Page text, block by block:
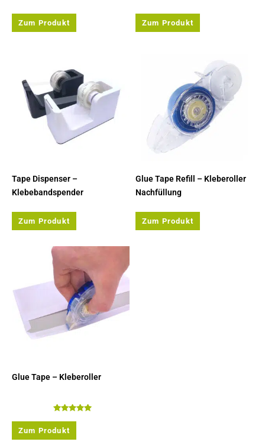
Zum Produkt Zum Produkt
Tape Dispenser –
Klebebandspender
Zum Produkt
Glue Tape Refill – Kleberoller
Nachfüllung
Zum Produkt
Glue Tape – Kleberoller
mit
5.00
von 5
Zum Produkt